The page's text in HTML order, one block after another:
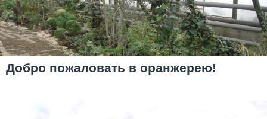
Добро пожаловать в оранжерею!